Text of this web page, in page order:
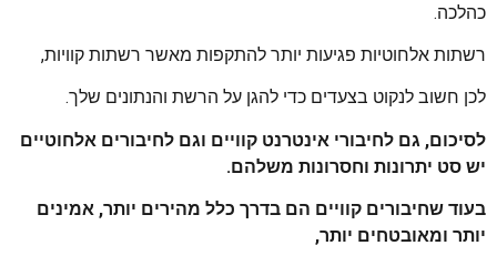
כהלכה.
רשתות אלחוטיות פגיעות יותר להתקפות מאשר רשתות קוויות,
לכן חשוב לנקוט בצעדים כדי להגן על הרשת והנתונים שלך.
לסיכום, גם לחיבורי אינטרנט קוויים וגם לחיבורים אלחוטיים
יש סט יתרונות וחסרונות משלהם.
בעוד שחיבורים קוויים הם בדרך כלל מהירים יותר, אמינים
יותר ומאובטחים יותר,